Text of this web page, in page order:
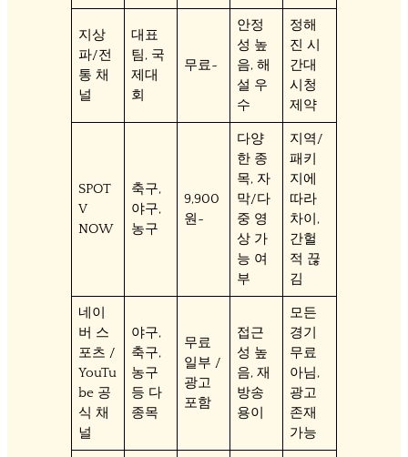
지상
파/전
통 채
널
대표
팀, 국
제대
회
무료~
안정
성 높
음, 해
설 우
수
정해
진 시
간대
시청
제약
SPOT
V
NOW
축구,
야구,
농구
9,900
원~
다양
한 종
목, 자
막/다
중 영
상 가
능 여
부
지역/
패키
지에
따라
차이,
간헐
적 끊
김
네이
버 스
포츠 /
YouTu
be 공
식 채
널
야구,
축구,
농구
등 다
종목
무료
일부 /
광고
포함
접근
성 높
음, 재
방송
용이
모든
경기
무료
아님,
광고
존재
가능